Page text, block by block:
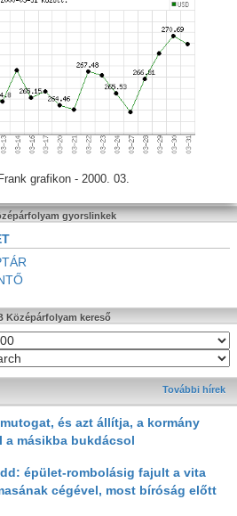
gyorslinkek
Középárfolyam kereső
További hírek
és azt állítja, a kormány
a másikba bukdácsol
épület-rombolásig fajult a vita
cégével, most bíróság előtt